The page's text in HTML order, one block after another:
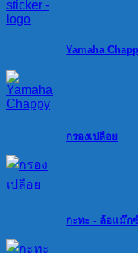
Yamaha
กรองเปลือย
กะทะ - ล้อแม๊ก